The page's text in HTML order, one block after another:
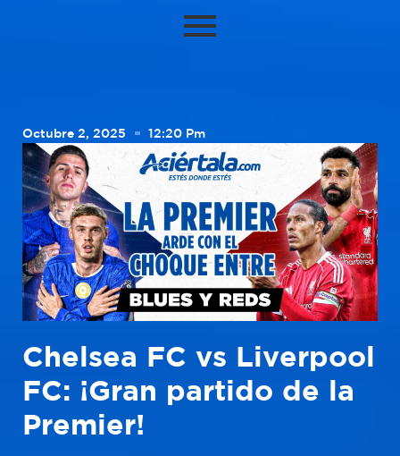
Octubre 2, 2025 12:20 Pm
Chelsea FC vs Liverpool
FC: ¡Gran partido de la
Premier!